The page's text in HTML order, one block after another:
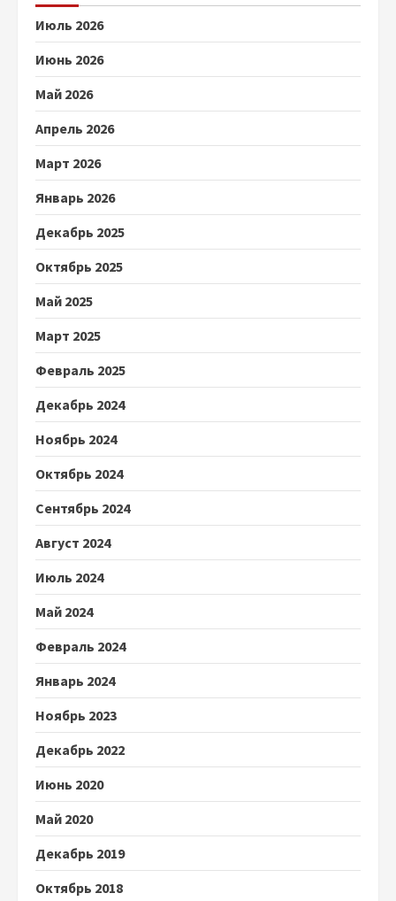
Июль 2026
Июнь 2026
Май 2026
Апрель 2026
Март 2026
Январь 2026
Декабрь 2025
Октябрь 2025
Май 2025
Март 2025
Февраль 2025
Декабрь 2024
Ноябрь 2024
Октябрь 2024
Сентябрь 2024
Август 2024
Июль 2024
Май 2024
Февраль 2024
Январь 2024
Ноябрь 2023
Декабрь 2022
Июнь 2020
Май 2020
Декабрь 2019
Октябрь 2018